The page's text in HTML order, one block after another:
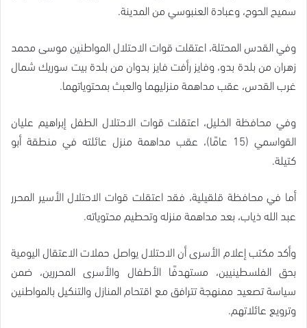
سميح الحوح، وعبادة العنبوسي من المدينة.
وفي القدس المحتلة، اعتقلت قوات الاحتلال المواطنين موسى محمد
زهران من بلدة بدو، وفايز رأفت فايز بدوان من بلدة بيت سوريك شمال
غرب القدس، عقب مداهمة منزليهما والعبث بمحتوياتهما.
وفي محافظة الخليل، اعتقلت قوات الاحتلال الطفل إبراهيم عليان
القواسمي (15 عامًا)، عقب مداهمة منزل عائلته في منطقة أبو
كتيلة.
أما في محافظة قلقيلية، فقد اعتقلت قوات الاحتلال الأسير المحرر
عبد الله ذياب، بعد مداهمة منزله وتحطيم محتوياته.
وأكد مكتب إعلام الأسرى أن الاحتلال يواصل حملات الاعتقال اليومية
بحق الفلسطينيين، مستهدفًا الأطفال والأسرى المحررين، ضمن
سياسة تصعيد ممنهجة تترافق مع اقتحام المنازل والتنكيل بالمواطنين
وترويع عائلاتهم.